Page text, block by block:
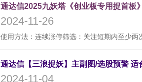
通达信2025九妖塔《创业板专用捉首板
2024-11-26
2024-11-04